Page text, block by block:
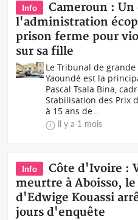
Info
Cameroun : Un
l'administration
prison ferme pour
sur sa fille
Le Tribunal de
Yaoundé est la
Pascal Tsala Bina,
Stabilisation des Prix
à 15 ans de...
il y a 1 mois
Info
Côte d'Ivoire :
meurtre à Aboisso,
d'Edwige Kouassi
jours d'enquête